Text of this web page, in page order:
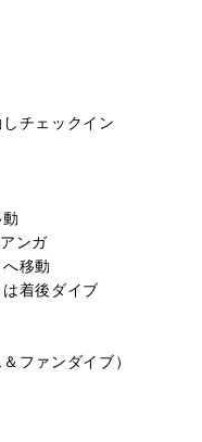
チェックイン
ンガ
移動
着後ダイブ
ファンダイブ）